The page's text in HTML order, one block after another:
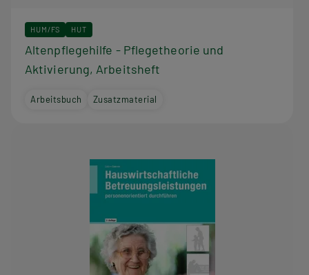
HUM/FS HUT
Altenpflegehilfe - Pflegetheorie und
Aktivierung, Arbeitsheft
Arbeitsbuch Zusatzmaterial